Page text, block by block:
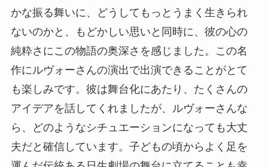
かな振る舞いに、どうしてもっとうまく生きられ
ないのかと、もどかしい思いと同時に、彼の心の
純粋さにこの物語の奥深さを感じました。この名
作にルヴォーさんの演出で出演できることがとて
も楽しみです。彼は舞台化にあたり、たくさんの
アイデアを話してくれましたが、ルヴォーさんな
ら、どのようなシチュエーションになっても大丈
夫だと確信しています。子どもの頃からよく足を